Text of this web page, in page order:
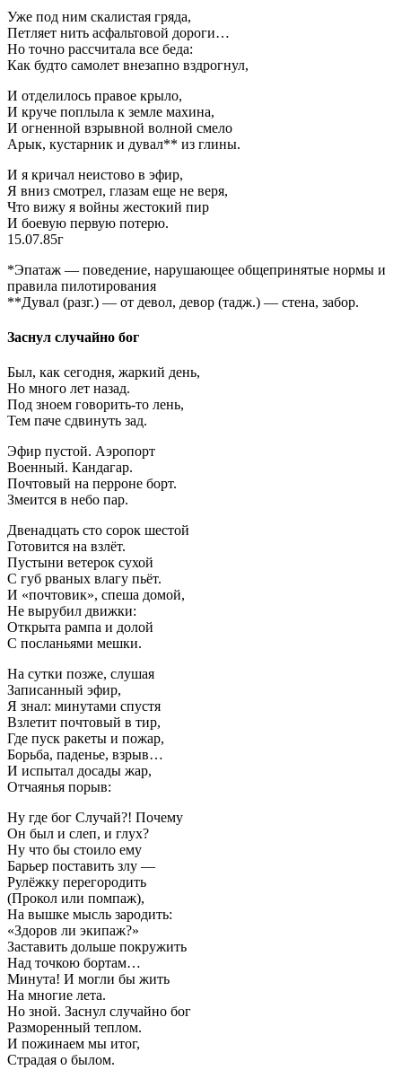
Уже под ним скалистая гряда,
Петляет нить асфальтовой дороги…
Но точно рассчитала все беда:
Как будто самолет внезапно вздрогнул,
И отделилось правое крыло,
И круче поплыла к земле махина,
И огненной взрывной волной смело
Арык, кустарник и дувал** из глины.
И я кричал неистово в эфир,
Я вниз смотрел, глазам еще не веря,
Что вижу я войны жестокий пир
И боевую первую потерю.
15.07.85г
*Эпатаж — поведение, нарушающее общепринятые нормы и
правила пилотирования
**Дувал (разг.) — от девол, девор (тадж.) — стена, забор.
Заснул случайно бог
Был, как сегодня, жаркий день,
Но много лет назад.
Под зноем говорить-то лень,
Тем паче сдвинуть зад.
Эфир пустой. Аэропорт
Военный. Кандагар.
Почтовый на перроне борт.
Змеится в небо пар.
Двенадцать сто сорок шестой
Готовится на взлёт.
Пустыни ветерок сухой
С губ рваных влагу пьёт.
И «почтовик», спеша домой,
Не вырубил движки:
Открыта рампа и долой
С посланьями мешки.
На сутки позже, слушая
Записанный эфир,
Я знал: минутами спустя
Взлетит почтовый в тир,
Где пуск ракеты и пожар,
Борьба, паденье, взрыв…
И испытал досады жар,
Отчаянья порыв:
Ну где бог Случай?! Почему
Он был и слеп, и глух?
Ну что бы стоило ему
Барьер поставить злу —
Рулёжку перегородить
(Прокол или помпаж),
На вышке мысль зародить:
«Здоров ли экипаж?»
Заставить дольше покружить
Над точкою бортам…
Минута! И могли бы жить
На многие лета.
Но зной. Заснул случайно бог
Разморенный теплом.
И пожинаем мы итог,
Страдая о былом.